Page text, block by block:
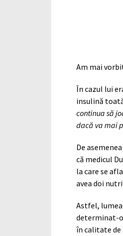
Am mai
În cazul lui
insulină
continua să
dacă va mai
De
că medicul
la care se
avea doi
Astfel,
determinat-o
în calitate de